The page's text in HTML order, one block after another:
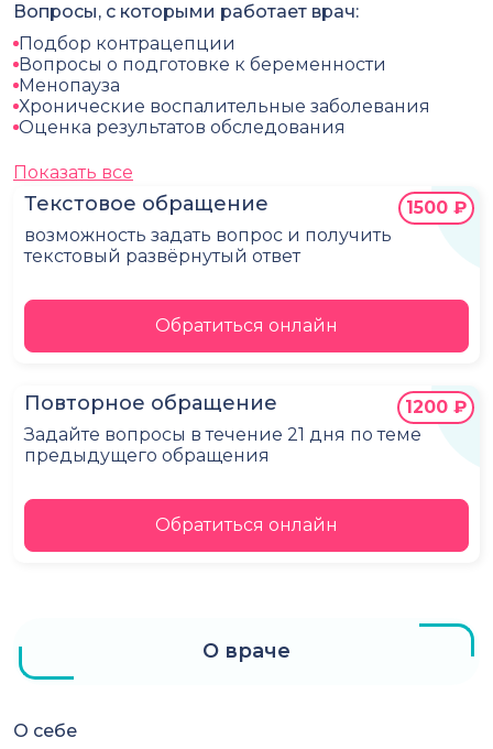
Текстовое обращение
возможность задать вопрос и получить
текстовый развёрнутый ответ
1500 ₽
Обратиться онлайн
Повторное обращение
Задайте вопросы в течение 21 дня по теме
предыдущего обращения
1200 ₽
Обратиться онлайн
Вопросы, с которыми работает врач:
Подбор контрацепции
Вопросы о подготовке к беременности
Менопауза
Хронические воспалительные заболевания
Оценка результатов обследования
Показать все
О враче
О себе